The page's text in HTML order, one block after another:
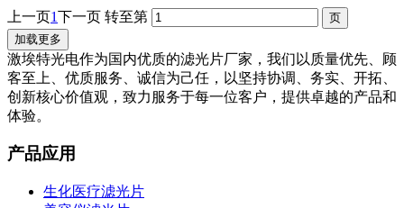
上一页1下一页 转至第
加载更多
激埃特光电作为国内优质的滤光片厂家，我们以质量优先、顾
客至上、优质服务、诚信为己任，以坚持协调、务实、开拓、
创新核心价值观，致力服务于每一位客户，提供卓越的产品和
体验。
产品应用
生化医疗滤光片